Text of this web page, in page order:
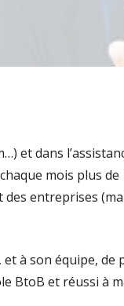
et dans
mois plus
entreprises
à son équipe, de
BtoB et réussi à